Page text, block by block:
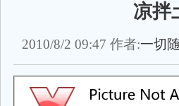
凉拌
2010/8/2 09:47 作者:一切